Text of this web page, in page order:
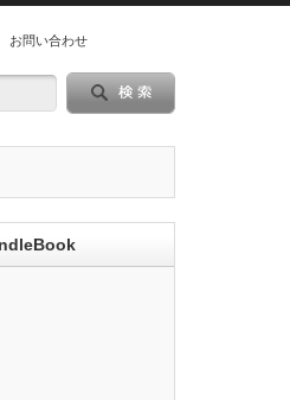
お問い合わせ